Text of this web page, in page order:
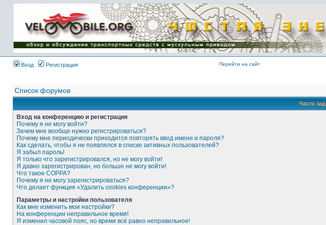
Имя пользователя:
Пароль:
{ LOG_ME_IN_SHORT
}
Вход Регистрация Перейти на сайт
Список форумов
Часто
Вход на конференцию и регистрация
Почему я не могу войти?
Зачем мне вообще нужно регистрироваться?
Почему мне периодически приходится повторять ввод имени и пароля?
Как сделать, чтобы я не появлялся в списке активных пользователей?
Я забыл пароль!
Я только что зарегистрировался, но не могу войти!
Я давно зарегистрирован, но больше не могу войти!
Что такое COPPA?
Почему я не могу зарегистрироваться?
Что делает функция «Удалить cookies конференции»?
Параметры и настройки пользователя
Как мне изменить мои настройки?
На конференции неправильное время!
Я изменил часовой пояс, но время всё равно неправильное!